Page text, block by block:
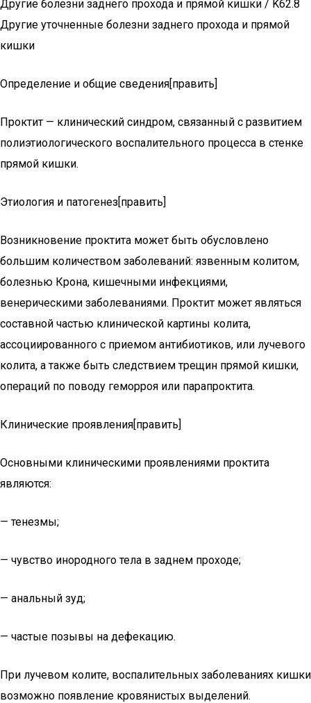
Другие болезни заднего прохода и прямой кишки / K62.8
Другие уточненные болезни заднего прохода и прямой
кишки
Определение и общие сведения[править]
Проктит — клинический синдром, связанный с развитием
полиэтиологического воспалительного процесса в стенке
прямой кишки.
Этиология и патогенез[править]
Возникновение проктита может быть обусловлено
большим количеством заболеваний: язвенным колитом,
болезнью Крона, кишечными инфекциями,
венерическими заболеваниями. Проктит может являться
составной частью клинической картины колита,
ассоциированного с приемом антибиотиков, или лучевого
колита, а также быть следствием трещин прямой кишки,
операций по поводу геморроя или парапроктита.
Клинические проявления[править]
Основными клиническими проявлениями проктита
являются:
— тенезмы;
— чувство инородного тела в заднем проходе;
— анальный зуд;
— частые позывы на дефекацию.
При лучевом колите, воспалительных заболеваниях кишки
возможно появление кровянистых выделений.